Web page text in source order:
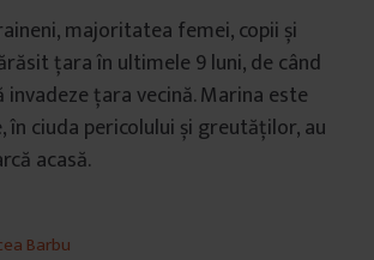
majoritatea femei, copii și
țara în ultimele 9 luni, de când
invadeze țara vecină. Marina este
în ciuda pericolului și greutăților, au
acasă.
Barbu